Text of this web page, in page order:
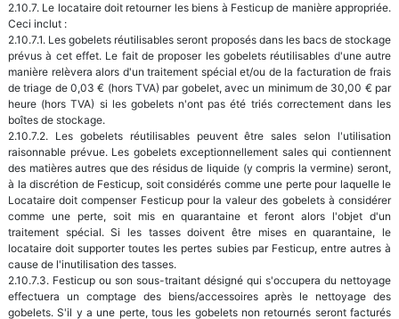
2.10.7. Le locataire doit retourner les biens à Festicup de manière appropriée.
Ceci inclut :
2.10.7.1. Les gobelets réutilisables seront proposés dans les bacs de stockage
prévus à cet effet. Le fait de proposer les gobelets réutilisables d'une autre
manière relèvera alors d'un traitement spécial et/ou de la facturation de frais
de triage de 0,03 € (hors TVA) par gobelet, avec un minimum de 30,00 € par
heure (hors TVA) si les gobelets n'ont pas été triés correctement dans les
boîtes de stockage.
2.10.7.2. Les gobelets réutilisables peuvent être sales selon l'utilisation
raisonnable prévue. Les gobelets exceptionnellement sales qui contiennent
des matières autres que des résidus de liquide (y compris la vermine) seront,
à la discrétion de Festicup, soit considérés comme une perte pour laquelle le
Locataire doit compenser Festicup pour la valeur des gobelets à considérer
comme une perte, soit mis en quarantaine et feront alors l'objet d'un
traitement spécial. Si les tasses doivent être mises en quarantaine, le
locataire doit supporter toutes les pertes subies par Festicup, entre autres à
cause de l'inutilisation des tasses.
2.10.7.3. Festicup ou son sous-traitant désigné qui s'occupera du nettoyage
effectuera un comptage des biens/accessoires après le nettoyage des
gobelets. S'il y a une perte, tous les gobelets non retournés seront facturés